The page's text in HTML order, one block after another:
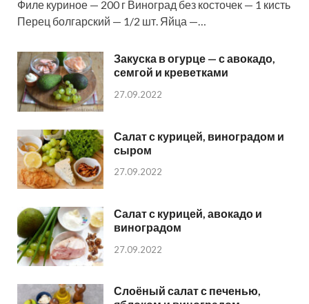
Филе куриное — 200 г Виноград без косточек — 1 кисть
Перец болгарский — 1/2 шт. Яйца —…
Закуска в огурце — с авокадо,
семгой и креветками
27.09.2022
Салат с курицей, виноградом и
сыром
27.09.2022
Салат с курицей, авокадо и
виноградом
27.09.2022
Слоёный салат с печенью,